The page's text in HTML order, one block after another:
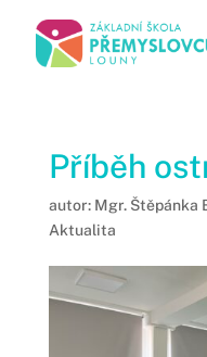
Příběh
autor: Mgr. Štěpánka
Aktualita